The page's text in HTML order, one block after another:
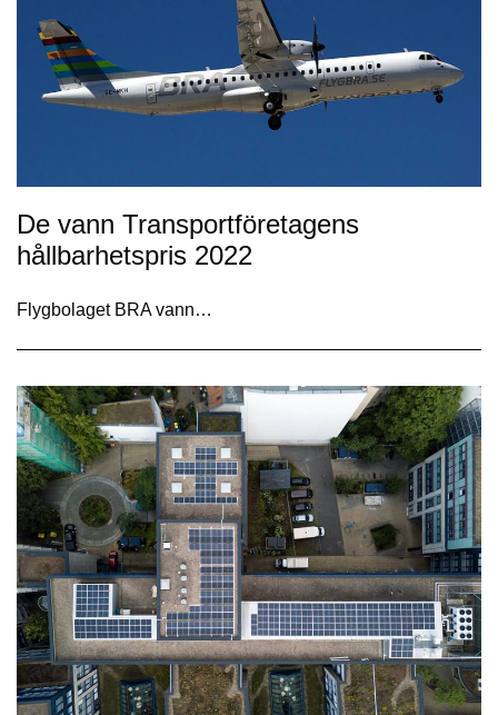
De vann Transportföretagens
hållbarhetspris 2022
Flygbolaget BRA vann…